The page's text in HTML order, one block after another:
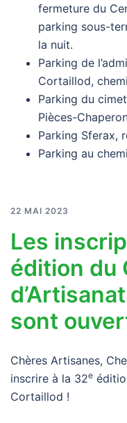
fermeture du
parking sous-
la nuit.
Parking de
Cortaillod,
Parking du
Pièces-
Parking Sferax,
Parking au
22 MAI 2023
Les
édition du
sont
Chères Artisanes,
inscrire à la 32e
Cortaillod !